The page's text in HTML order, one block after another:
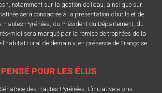
notamment sur la gestion de l’eau, ainsi que sur
sera consacrée à la présentation d’outils et de
Pyrénées, du Président du Département, du
midi sera marqué par la remise de trophées de la
rural de demain », en présence de Françoise
POUR LES ÉLUS
des Hautes-Pyrénées. L’initiative a pris